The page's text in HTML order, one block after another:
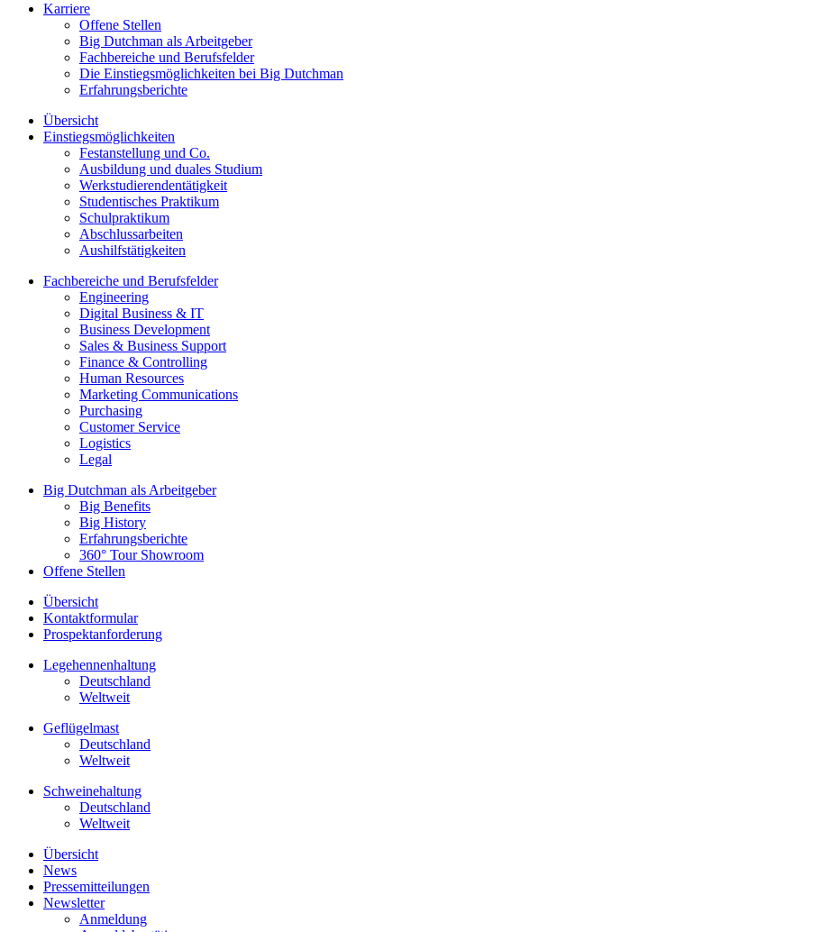
Karriere
Offene Stellen
Big Dutchman als Arbeitgeber
Fachbereiche und Berufsfelder
Die Einstiegsmöglichkeiten bei Big Dutchman
Erfahrungsberichte
Übersicht
Einstiegsmöglichkeiten
Festanstellung und Co.
Ausbildung und duales Studium
Werkstudierendentätigkeit
Studentisches Praktikum
Schulpraktikum
Abschlussarbeiten
Aushilfstätigkeiten
Fachbereiche und Berufsfelder
Engineering
Digital Business & IT
Business Development
Sales & Business Support
Finance & Controlling
Human Resources
Marketing Communications
Purchasing
Customer Service
Logistics
Legal
Big Dutchman als Arbeitgeber
Big Benefits
Big History
Erfahrungsberichte
360° Tour Showroom
Offene Stellen
Übersicht
Kontaktformular
Prospektanforderung
Legehennenhaltung
Deutschland
Weltweit
Geflügelmast
Deutschland
Weltweit
Schweinehaltung
Deutschland
Weltweit
Übersicht
News
Pressemitteilungen
Newsletter
Anmeldung